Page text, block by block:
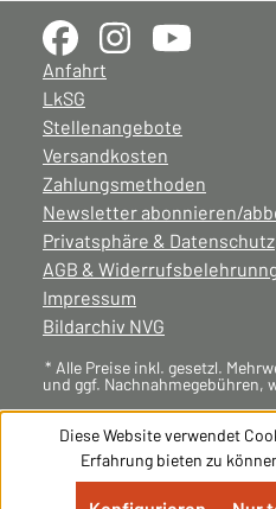
Anfahrt
LkSG
Stellenangebote
Versandkosten
Zahlungsmethoden
Newsletter abonnieren/
Privatsphäre & Datenschutz
AGB &
Impressum
Bildarchiv NVG
* Alle Preise inkl. gesetzl.
und ggf. Nachnahmegebühren,
Diese Website verwendet
Erfahrung bieten zu